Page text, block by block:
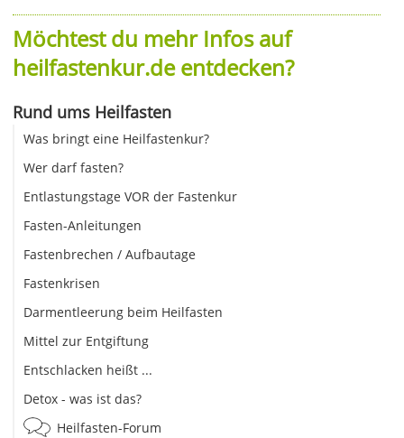
Möchtest du mehr Infos auf
heilfastenkur.de entdecken?
Rund ums Heilfasten
Was bringt eine Heilfastenkur?
Wer darf fasten?
Entlastungstage VOR der Fastenkur
Fasten-Anleitungen
Fastenbrechen / Aufbautage
Fastenkrisen
Darmentleerung beim Heilfasten
Mittel zur Entgiftung
Entschlacken heißt ...
Detox - was ist das?
Heilfasten-Forum